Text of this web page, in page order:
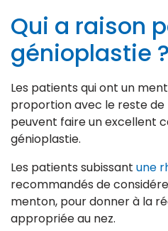
Qui a raison
génioplastie ?
Les patients qui ont un
proportion avec le reste de
peuvent faire un excellent
génioplastie.
Les patients subissant une
recommandés de
menton, pour donner à la
appropriée au nez.